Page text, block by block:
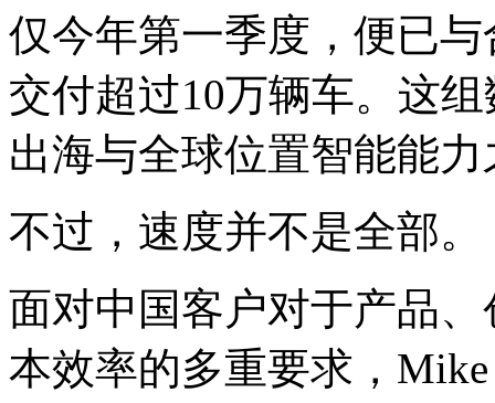
仅今年第一季度，便已
交付超过10万辆车。这
出海与全球位置智能能
不过，速度并不是全部。
面对中国客户对于产品
本效率的多重要求，